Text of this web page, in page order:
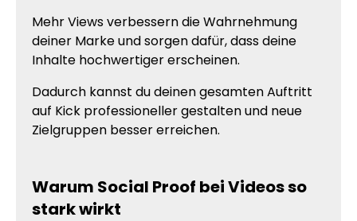
Mehr Views verbessern die Wahrnehmung
deiner Marke und sorgen dafür, dass deine
Inhalte hochwertiger erscheinen.
Dadurch kannst du deinen gesamten Auftritt
auf Kick professioneller gestalten und neue
Zielgruppen besser erreichen.
Warum Social Proof bei Videos so
stark wirkt